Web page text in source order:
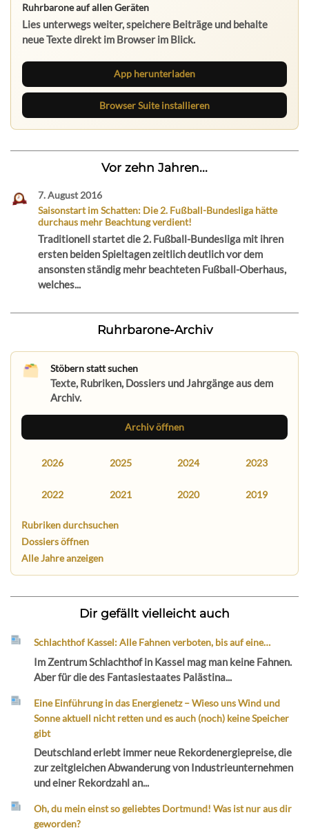
Ruhrbarone auf allen Geräten
Lies unterwegs weiter, speichere Beiträge und behalte
neue Texte direkt im Browser im Blick.
App herunterladen
Browser Suite installieren
Vor zehn Jahren...
7. August 2016
Saisonstart im Schatten: Die 2. Fußball-Bundesliga hätte
durchaus mehr Beachtung verdient!
Traditionell startet die 2. Fußball-Bundesliga mit ihren
ersten beiden Spieltagen zeitlich deutlich vor dem
ansonsten ständig mehr beachteten Fußball-Oberhaus,
welches...
Ruhrbarone-Archiv
Stöbern statt suchen
Texte, Rubriken, Dossiers und Jahrgänge aus dem
Archiv.
Archiv öffnen
2026 2025 2024 2023
2022 2021 2020 2019
Rubriken durchsuchen
Dossiers öffnen
Alle Jahre anzeigen
Dir gefällt vielleicht auch
Schlachthof Kassel: Alle Fahnen verboten, bis auf eine…
Im Zentrum Schlachthof in Kassel mag man keine Fahnen.
Aber für die des Fantasiestaates Palästina...
Eine Einführung in das Energienetz – Wieso uns Wind und
Sonne aktuell nicht retten und es auch (noch) keine Speicher
gibt
Deutschland erlebt immer neue Rekordenergiepreise, die
zur zeitgleichen Abwanderung von Industrieunternehmen
und einer Rekordzahl an...
Oh, du mein einst so geliebtes Dortmund! Was ist nur aus dir
geworden?